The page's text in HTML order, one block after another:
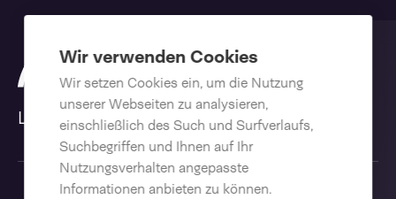
Wir verwenden Cookies
Wir setzen Cookies ein, um die Nutzung
unserer Webseiten zu analysieren,
einschließlich des Such und Surfverlaufs,
Suchbegriffen und Ihnen auf Ihr
Nutzungsverhalten angepasste
Informationen anbieten zu können.
Let's open opportunities.